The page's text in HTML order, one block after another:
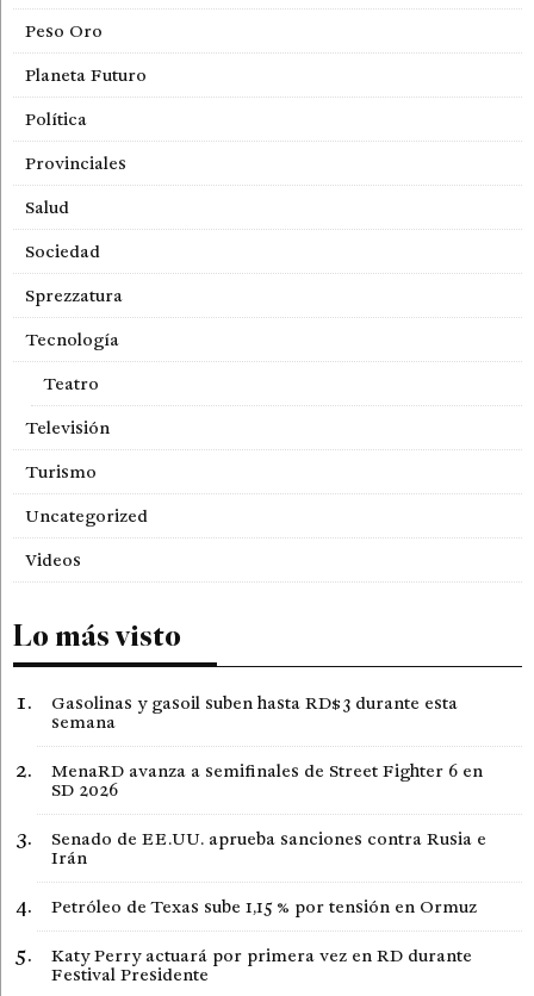
Peso Oro
Planeta Futuro
Política
Provinciales
Salud
Sociedad
Sprezzatura
Tecnología
Teatro
Televisión
Turismo
Uncategorized
Videos
Lo más visto
Gasolinas y gasoil suben hasta RD$3 durante esta
semana
MenaRD avanza a semifinales de Street Fighter 6 en
SD 2026
Senado de EE.UU. aprueba sanciones contra Rusia e
Irán
Petróleo de Texas sube 1,15 % por tensión en Ormuz
Katy Perry actuará por primera vez en RD durante
Festival Presidente